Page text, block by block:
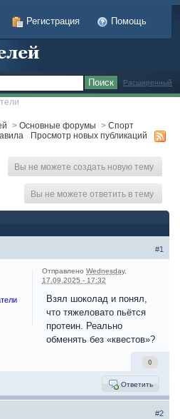
Регистрация Помощь
Расширенный
> Основные форумы > Спорт
Просмотр новых публикаций
Вы не можете создать новую тему
Вы не можете ответить в тему
#1
Отправлено Wednesday,
17.09.2025 - 17:32
Взял шоколад и понял,
что тяжеловато пьётся
протеин. Реально
обменять без «квестов»?
0
Ответить
#2